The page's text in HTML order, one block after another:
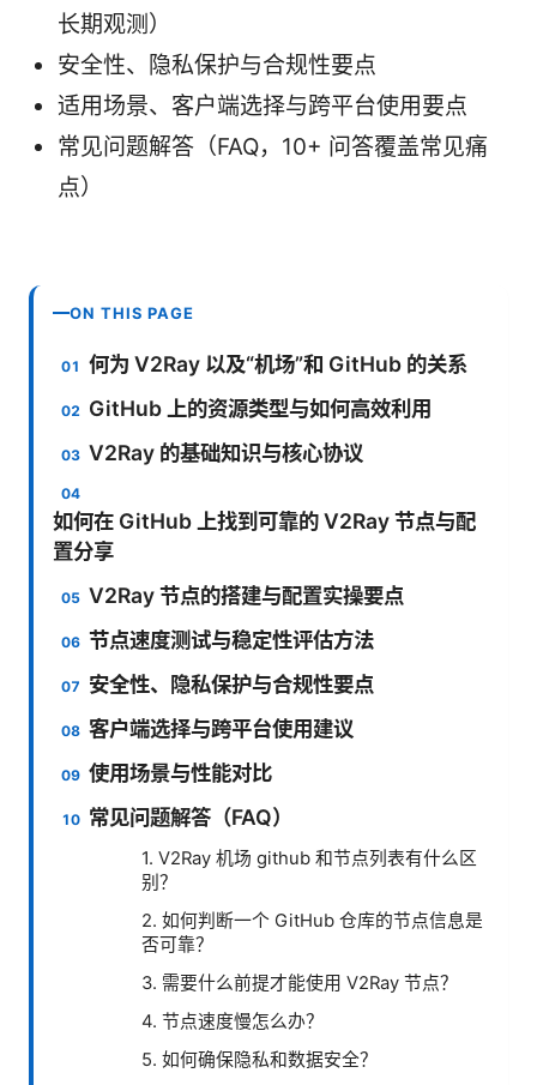
长期观测）
安全性、隐私保护与合规性要点
适用场景、客户端选择与跨平台使用要点
常见问题解答（FAQ，10+ 问答覆盖常见痛
点）
ON THIS PAGE
何为 V2Ray 以及“机场”和 GitHub 的关系
GitHub 上的资源类型与如何高效利用
V2Ray 的基础知识与核心协议
如何在 GitHub 上找到可靠的 V2Ray 节点与配
置分享
V2Ray 节点的搭建与配置实操要点
节点速度测试与稳定性评估方法
安全性、隐私保护与合规性要点
客户端选择与跨平台使用建议
使用场景与性能对比
常见问题解答（FAQ）
1. V2Ray 机场 github 和节点列表有什么区
别？
2. 如何判断一个 GitHub 仓库的节点信息是
否可靠？
3. 需要什么前提才能使用 V2Ray 节点？
4. 节点速度慢怎么办？
5. 如何确保隐私和数据安全？